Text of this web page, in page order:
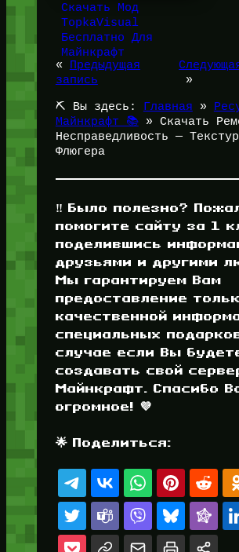
Скачать Мод
TopkaVisual
Бесплатно Для
Майнкрафт
«
Предыдущая
запись
»
⛏️ Вы здесь: Главная »
Майнкрафт 📚» Скачать
Несправедливость —
Флюгера
‼️ Было полезно?
помогите сайту за 1
поделившись
друзьями и другими
Мы гарантируем Вам
предоставление
качественной
специальных
случае если Вы
создавать свой
Майнкрафт. Спасибо
огромное! 💜
🌟 Поделиться: